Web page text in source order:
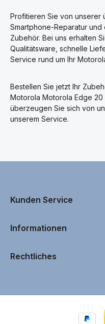
Profitieren Sie von unserer
Smartphone-Reparatur
Zubehör. Bei uns erhalten
Qualitätsware, schnelle
Service rund um Ihr
Bestellen Sie jetzt Ihr
Motorola Motorola Edge
überzeugen Sie sich von
unserem Service.
Kunden Service
Informationen
Rechtliches